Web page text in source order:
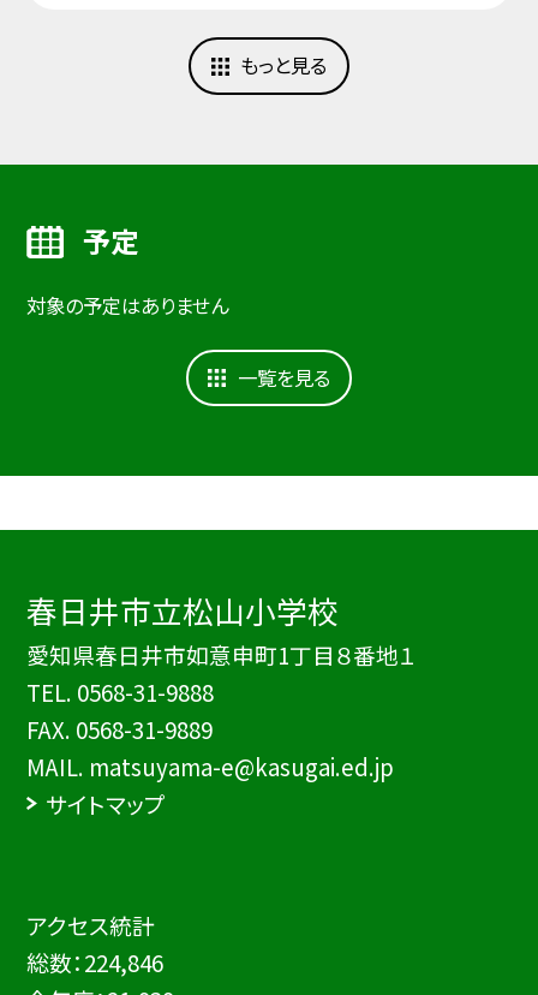
もっと見る
予定
対象の予定はありません
一覧を見る
春日井市立松山小学校
愛知県春日井市如意申町1丁目８番地１
TEL. 0568-31-9888
FAX. 0568-31-9889
MAIL. matsuyama-e@kasugai.ed.jp
サイトマップ
アクセス統計
総数：224,846